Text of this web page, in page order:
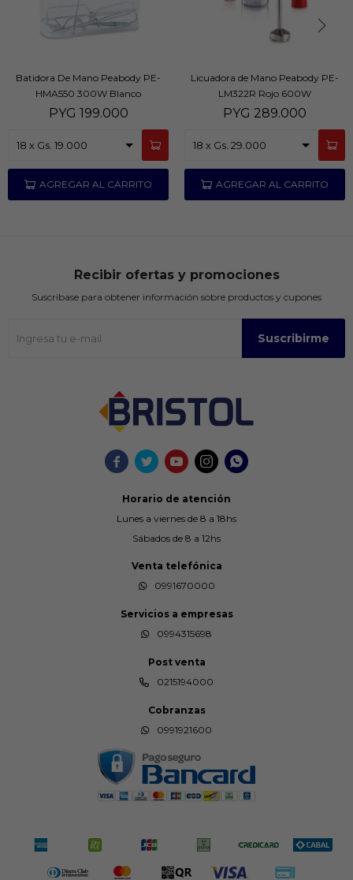
Batidora De Mano Peabody PE-
HMA550 300W Blanco
PYG 199.000
Licuadora de Mano Peabody PE-
LM322R Rojo 600W
PYG 289.000
    
Horario de atención
Lunes a viernes de 8 a 18hs
Sábados de 8 a 12hs
Venta telefónica
0991670000
Servicios a empresas
0994315698
Post venta
0215194000
Cobranzas
0991921600
Recibir ofertas y promociones
Suscríbase para obtener información sobre productos y cupones
Suscribirme